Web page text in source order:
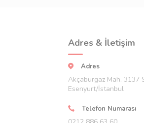
Adres & İletişim
Adres
Akçaburgaz Mah. 3137
Esenyurt/İstanbul
Telefon Numarası